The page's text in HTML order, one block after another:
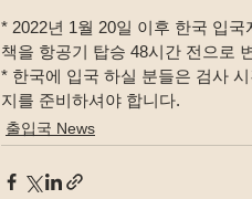
* 2022년 1월 20일 이후 한국 입
책을 항공기 탑승 48시간 전으로
* 한국에 입국 하실 분들은 검사
지를 준비하셔야 합니다.
출입국 News